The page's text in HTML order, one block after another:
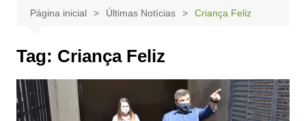
Página inicial Últimas Notícias Criança Feliz
Tag: Criança Feliz